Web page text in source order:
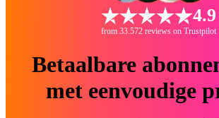
4.9
from 33.572 reviews on Trustpilot
Betaalbare
met eenvoudige